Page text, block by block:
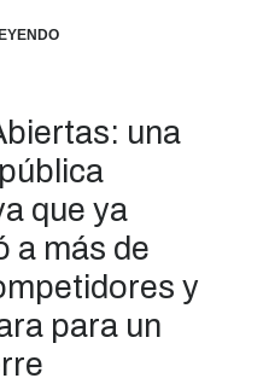
una
que ya
a más de
y
para un